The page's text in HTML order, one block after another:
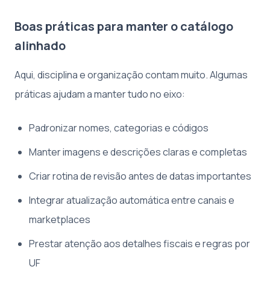
Boas práticas para manter o catálogo
alinhado
Aqui, disciplina e organização contam muito. Algumas
práticas ajudam a manter tudo no eixo:
Padronizar nomes, categorias e códigos
Manter imagens e descrições claras e completas
Criar rotina de revisão antes de datas importantes
Integrar atualização automática entre canais e
marketplaces
Prestar atenção aos detalhes fiscais e regras por
UF